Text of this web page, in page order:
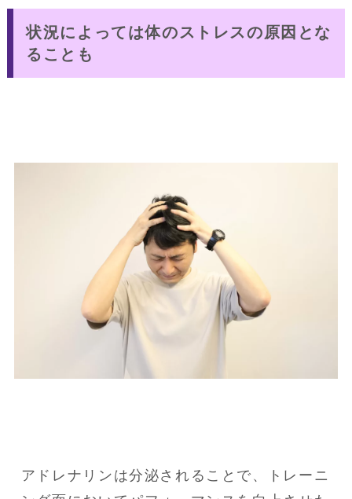
状況によっては体のストレスの原因とな
ることも
アドレナリンは分泌されることで、トレーニ